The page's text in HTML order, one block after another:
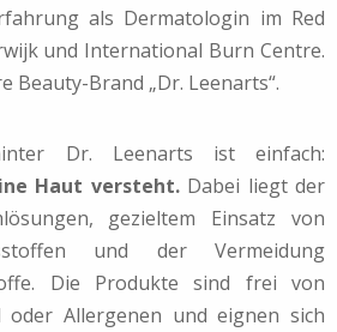
als Dermatologin im Red
und International Burn Centre.
Beauty-Brand „Dr. Leenarts“.
Dr. Leenarts ist einfach:
Haut versteht.Dabei liegt der
gezieltem Einsatz von
und der Vermeidung
Die Produkte sind frei von
oder Allergenen und eignen sich